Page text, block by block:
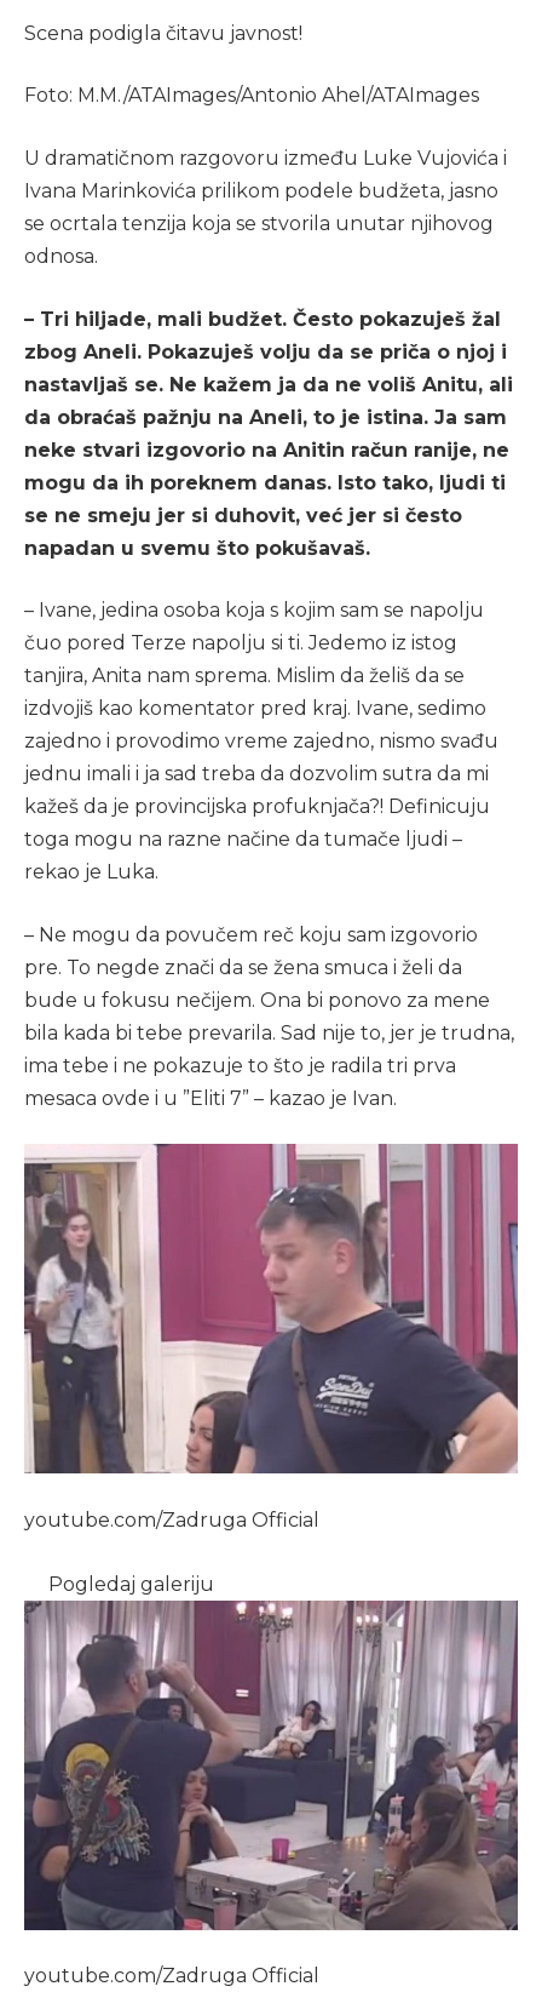
Scena podigla čitavu javnost!
Foto: M.M./ATAImages/Antonio Ahel/ATAImages
U dramatičnom razgovoru između Luke Vujovića i
Ivana Marinkovića prilikom podele budžeta, jasno
se ocrtala tenzija koja se stvorila unutar njihovog
odnosa.
– Tri hiljade, mali budžet. Često pokazuješ žal
zbog Aneli. Pokazuješ volju da se priča o njoj i
nastavljaš se. Ne kažem ja da ne voliš Anitu, ali
da obraćaš pažnju na Aneli, to je istina. Ja sam
neke stvari izgovorio na Anitin račun ranije, ne
mogu da ih poreknem danas. Isto tako, ljudi ti
se ne smeju jer si duhovit, već jer si često
napadan u svemu što pokušavaš.
– Ivane, jedina osoba koja s kojim sam se napolju
čuo pored Terze napolju si ti. Jedemo iz istog
tanjira, Anita nam sprema. Mislim da želiš da se
izdvojiš kao komentator pred kraj. Ivane, sedimo
zajedno i provodimo vreme zajedno, nismo svađu
jednu imali i ja sad treba da dozvolim sutra da mi
kažeš da je provincijska profuknjača?! Definicuju
toga mogu na razne načine da tumače ljudi –
rekao je Luka.
– Ne mogu da povučem reč koju sam izgovorio
pre. To negde znači da se žena smuca i želi da
bude u fokusu nečijem. Ona bi ponovo za mene
bila kada bi tebe prevarila. Sad nije to, jer je trudna,
ima tebe i ne pokazuje to što je radila tri prva
mesaca ovde i u ”Eliti 7” – kazao je Ivan.
youtube.com/Zadruga Official
Pogledaj galeriju
youtube.com/Zadruga Official